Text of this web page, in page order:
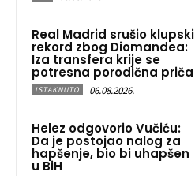
Real Madrid srušio klupski
rekord zbog Diomandea:
Iza transfera krije se
potresna porodična priča
ISTAKNUTO 06.08.2026.
Helez odgovorio Vučiću:
Da je postojao nalog za
hapšenje, bio bi uhapšen
u BiH